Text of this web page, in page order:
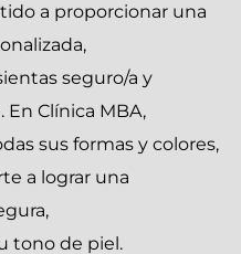
a proporcionar una
seguro/a y
En Clínica MBA,
sus formas y colores,
a lograr una
tono de piel.